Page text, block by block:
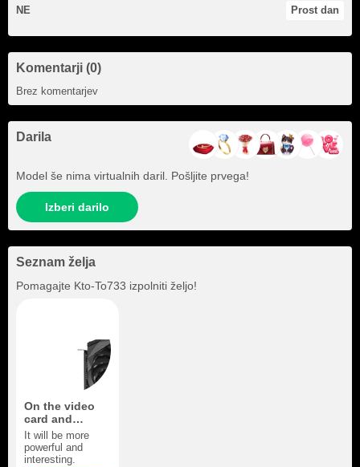
NE Prost dan
Komentarji (0)
Brez komentarjev
Darila
Model še nima virtualnih daril. Pošljite prvega!
Izberi darilo
Seznam želja
Pomagajte Kto-To733 izpolniti željo!
On the video
card and
webcam
It will be more
powerful and
interesting.